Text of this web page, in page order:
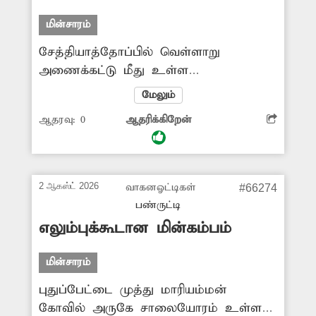
மின்சாரம்
சேத்தியாத்தோப்பில் வெள்ளாறு
அணைக்கட்டு மீது உள்ள
மின்விளக்குகள் பராமரிப்புகள் இன்றி
முற்றிலும் பழுதடைந்துள்ளது. இதனால்
மின்விளக்குகள் எரியாமல் இருப்பதால்
இரவு நேரத்தில் அணைக்கட்டு வழியே
சிக்கும் அபாயம் உருவாகியுள்ளது.
மேலும் வழிப்பறி போன்ற
குற்றச்சம்பவங்கள் நடைபெறும்
அபாயமும் ஏற்பட்டுள்ளது. எனவே
பழுதடைந்த மின்விளக்குகளை சரிசெய்ய
அதிகாரிகள் நடவடிக்கை எடுக்க
வேண்டியது அவசியம்.
மேலும்
ஆதரவு: 0 ஆதரிக்கிறேன்
2 ஆகஸ்ட் 2026
வாகனஓட்டிகள்
பண்ருட்டி
#66274
எலும்புக்கூடான மின்கம்பம்
மின்சாரம்
புதுப்பேட்டை முத்து மாரியம்மன்
கோவில் அருகே சாலையோரம் உள்ள